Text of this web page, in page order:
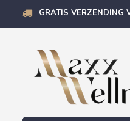
GRATIS VERZENDING